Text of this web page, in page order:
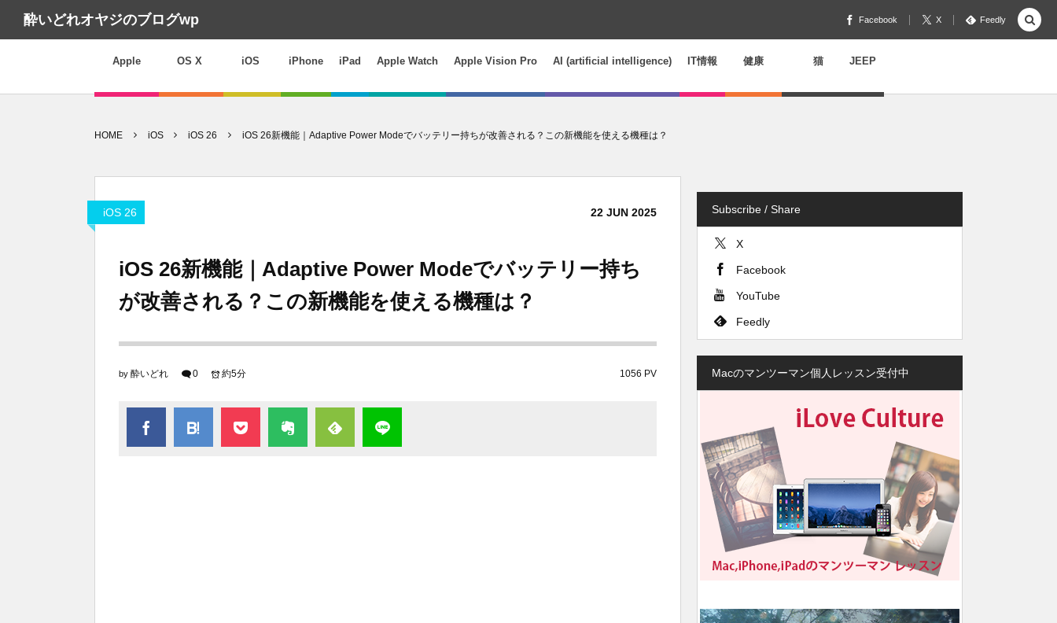
酔いどれオヤジのブログwp Facebook X Feedly
Apple OS X iOS iPhone iPad Apple Watch Apple Vision Pro AI (artificial intelligence) IT情報 健康 猫 JEEP
HOME iOS iOS 26 iOS 26新機能｜Adaptive Power Modeでバッテリー持ちが改善される？この新機能を使える機種は？
iOS 26 22 JUN 2025
iOS 26新機能｜Adaptive Power Modeでバッテリー持ち
が改善される？この新機能を使える機種は？
by 酔いどれ 0 1056 PV
約5分
Subscribe / Share
X
Facebook
YouTube
Feedly
Macのマンツーマン個人レッスン受付中